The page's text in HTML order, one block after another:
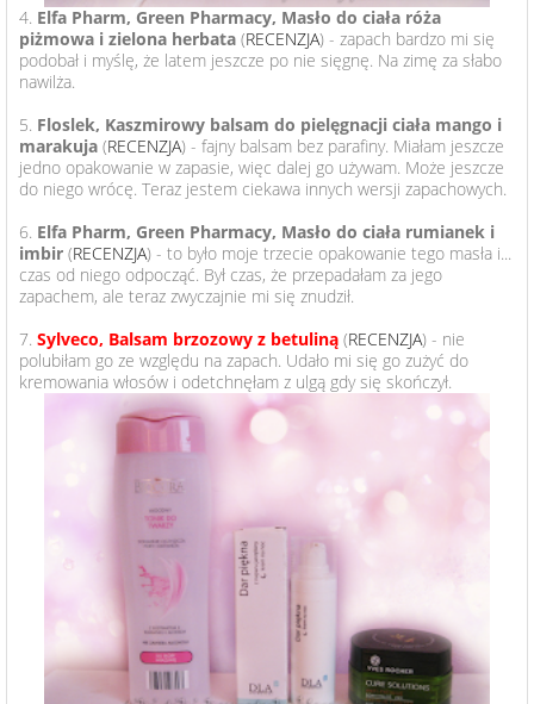
4. Elfa Pharm, Green Pharmacy, Masło do ciała róża
piżmowa i zielona herbata (RECENZJA) - zapach bardzo mi się
podobał i myślę, że latem jeszcze po nie sięgnę. Na zimę za słabo
nawilża.
5. Floslek, Kaszmirowy balsam do pielęgnacji ciała mango i
marakuja (RECENZJA) - fajny balsam bez parafiny. Miałam jeszcze
jedno opakowanie w zapasie, więc dalej go używam. Może jeszcze
do niego wrócę. Teraz jestem ciekawa innych wersji zapachowych.
6. Elfa Pharm, Green Pharmacy, Masło do ciała rumianek i
imbir (RECENZJA) - to było moje trzecie opakowanie tego masła i...
czas od niego odpocząć. Był czas, że przepadałam za jego
zapachem, ale teraz zwyczajnie mi się znudził.
7. Sylveco, Balsam brzozowy z betuliną (RECENZJA) - nie
polubiłam go ze względu na zapach. Udało mi się go zużyć do
kremowania włosów i odetchnęłam z ulgą gdy się skończył.